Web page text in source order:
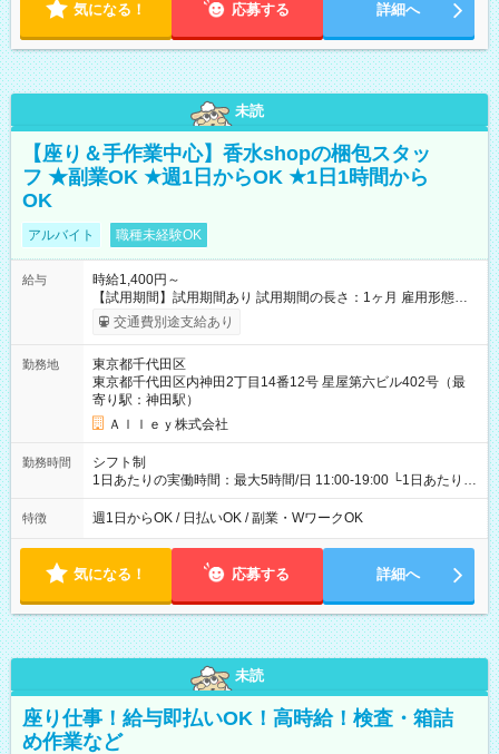
気になる！ 応募する 詳細へ
未読
【座り＆手作業中心】香水shopの梱包スタッ
フ ★副業OK ★週1日からOK ★1日1時間から
OK
アルバイト 職種未経験OK
給与
時給1,400円～
【試用期間】試用期間あり 試用期間の長さ：1ヶ月 雇用形態、
給与は本採用時と同じです。
交通費別途支給あり
勤務地
東京都千代田区
東京都千代田区内神田2丁目14番12号 星屋第六ビル402号（最
寄り駅：神田駅）
Ａｌｌｅｙ株式会社
勤務時間
シフト制
1日あたりの実働時間：最大5時間/日 11:00-19:00 └1日あたりの
実働時間：1-5時間 └上記の時間帯内であれば、いつでも勤務可
能！ └平日・土曜日の中で、お好きな曜日でご勤務いただけま
18:00 などのように、自由な働き方が可能なお仕事です！
特徴 週1日からOK / 日払いOK / 副業・WワークOK
気になる！ 応募する 詳細へ
未読
座り仕事！給与即払いOK！高時給！検査・箱詰
め作業など